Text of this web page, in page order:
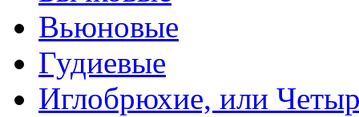
Вьюновые
Гудиевые
Иглобрюхие, или